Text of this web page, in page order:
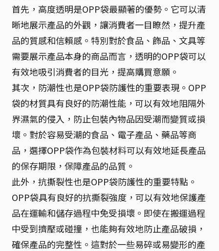
首先，高度透明是OPP袋最顯著的優勢。它可以清
晰地展示產品的外觀，讓消費者一目瞭然，提升產
品的質感和信賴感。特別對於食品、飾品、文具等
需要展示產品本身的商品而言，透明的OPP袋可以
有效地吸引消費者的目光，提高購買意願。
其次，防潮性也是OPP袋防護性的重要表現。OPP
袋的材質具有良好的防潮性能，可以有效地阻隔外
界濕氣的侵入，防止包裝內物品因受潮而變質或損
壞。對於容易受潮的食品、電子產品、藥品等商
品，選擇OPP袋作為包裝材料可以有效地延長產品
的保存期限，保障產品的品質。
此外，抗撕裂性也是OPP袋防護性的重要特點。
OPP袋具有良好的抗撕裂強度，可以有效地保護產
品在運輸和儲存過程中免受損壞。即使在搬運過程
中受到擠壓或碰撞，也能夠有效地防止產品破損，
確保產品的完整性。這對於一些易碎或易變形的產